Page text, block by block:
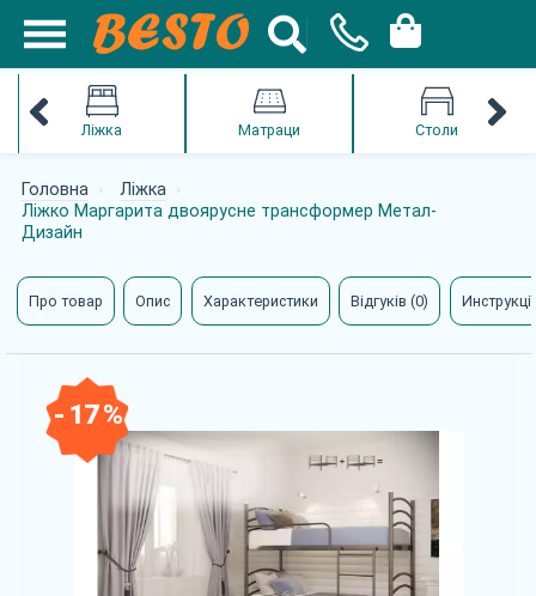
Ліжка Матраци Столи
Головна
Ліжка
Ліжко Маргарита двоярусне трансформер Метал-
Дизайн
Про товар Опис Характеристики Відгуків (0) Инструкції
- 17 %